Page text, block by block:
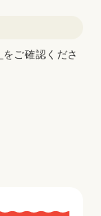
をご確認くださ